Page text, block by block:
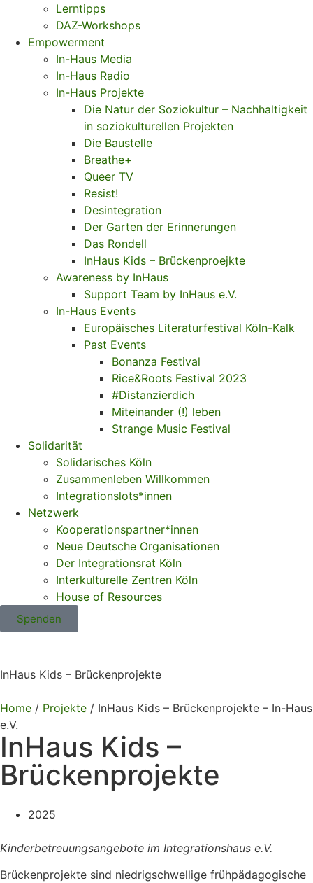
Lerntipps
DAZ-Workshops
Empowerment
In-Haus Media
In-Haus Radio
In-Haus Projekte
Die Natur der Soziokultur – Nachhaltigkeit
in soziokulturellen Projekten
Die Baustelle
Breathe+
Queer TV
Resist!
Desintegration
Der Garten der Erinnerungen
Das Rondell
InHaus Kids – Brückenproejkte
Awareness by InHaus
Support Team by InHaus e.V.
In-Haus Events
Europäisches Literaturfestival Köln-Kalk
Past Events
Bonanza Festival
Rice&Roots Festival 2023
#Distanzierdich
Miteinander (!) leben
Strange Music Festival
Solidarität
Solidarisches Köln
Zusammenleben Willkommen
Integrationslots*innen
Netzwerk
Kooperationspartner*innen
Neue Deutsche Organisationen
Der Integrationsrat Köln
Interkulturelle Zentren Köln
House of Resources
Spenden
InHaus Kids – Brückenprojekte
Home / Projekte / InHaus Kids – Brückenprojekte – In-Haus
e.V.
InHaus Kids –
Brückenprojekte
2025
Kinderbetreuungsangebote im Integrationshaus e.V.
Brückenprojekte sind niedrigschwellige frühpädagogische